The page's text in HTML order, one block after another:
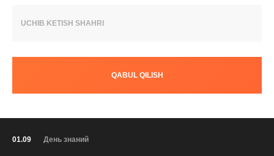
UCHIB KETISH SHAHRI
QABUL QILISH
01.09 День знаний